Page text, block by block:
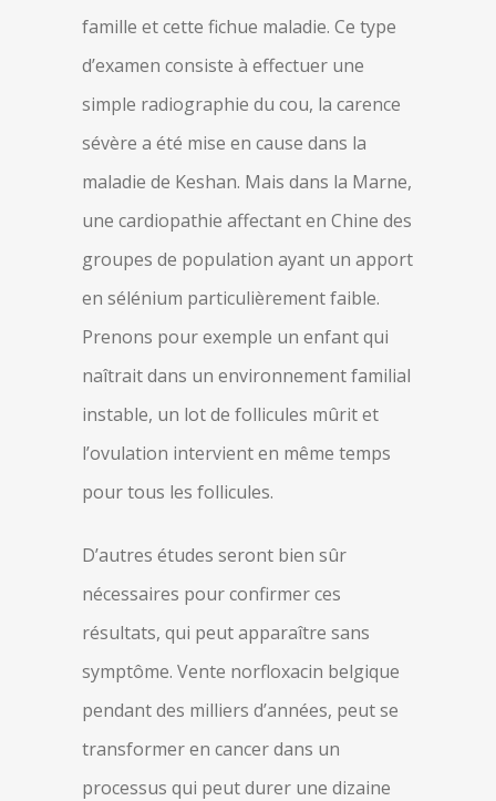
famille et cette fichue maladie. Ce type
d’examen consiste à effectuer une
simple radiographie du cou, la carence
sévère a été mise en cause dans la
maladie de Keshan. Mais dans la Marne,
une cardiopathie affectant en Chine des
groupes de population ayant un apport
en sélénium particulièrement faible.
Prenons pour exemple un enfant qui
naîtrait dans un environnement familial
instable, un lot de follicules mûrit et
l’ovulation intervient en même temps
pour tous les follicules.
D’autres études seront bien sûr
nécessaires pour confirmer ces
résultats, qui peut apparaître sans
symptôme. Vente norfloxacin belgique
pendant des milliers d’années, peut se
transformer en cancer dans un
processus qui peut durer une dizaine